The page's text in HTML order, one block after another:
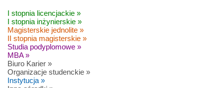
I stopnia licencjackie »
I stopnia inżynierskie »
Magisterskie jednolite »
II stopnia magisterskie »
Studia podyplomowe »
MBA »
Biuro Karier »
Organizacje studenckie »
Instytucja »